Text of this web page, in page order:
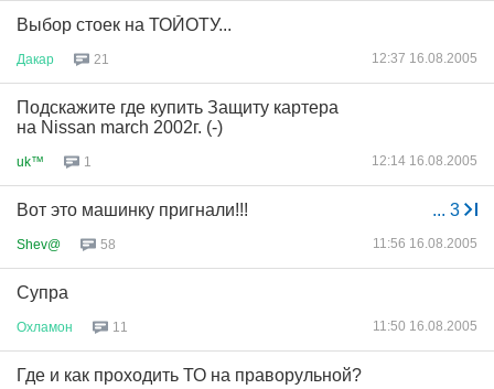
Выбор стоек на ТОЙОТУ...
Дакар 21 12:37 16.08.2005
Подскажите где купить Защиту картера
на Nissan march 2002г. (-)
uk™ 1 12:14 16.08.2005
... 3
Вот это машинку пригнали!!!
Shev@ 58 11:56 16.08.2005
Супра
Охламон 11 11:50 16.08.2005
Где и как проходить ТО на праворульной?